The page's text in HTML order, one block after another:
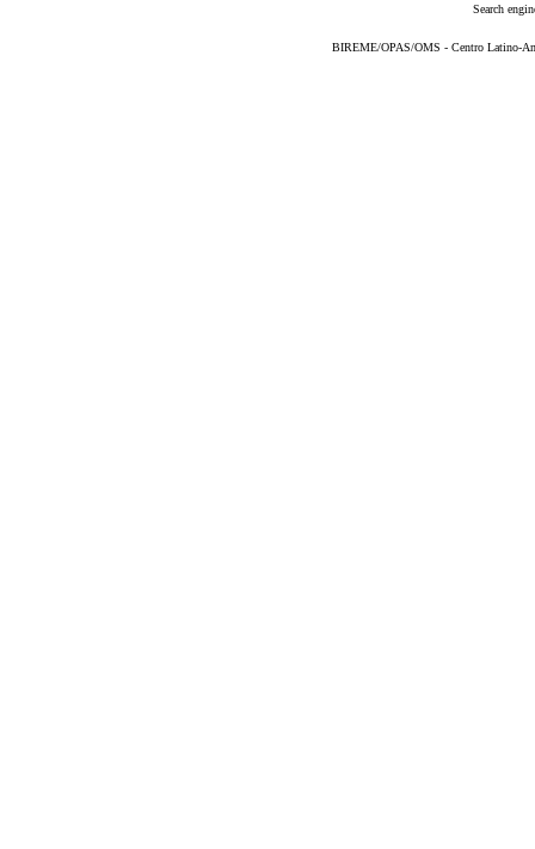
Search
BIREME/OPAS/OMS - Centro Latino-